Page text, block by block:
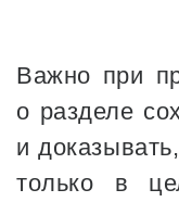
Важно при
о разделе
и
только в